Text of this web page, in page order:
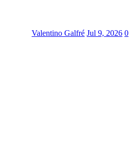
Valentino Galfré Jul 9, 2026 0